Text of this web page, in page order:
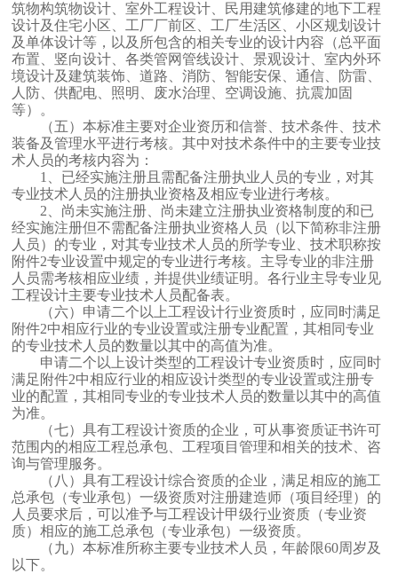
筑物构筑物设计、室外工程设计、民用建筑修建的地下工程
设计及住宅小区、工厂厂前区、工厂生活区、小区规划设计
及单体设计等，以及所包含的相关专业的设计内容（总平面
布置、竖向设计、各类管网管线设计、景观设计、室内外环
境设计及建筑装饰、道路、消防、智能安保、通信、防雷、
人防、供配电、照明、废水治理、空调设施、抗震加固
等）。
（五）本标准主要对企业资历和信誉、技术条件、技术
装备及管理水平进行考核。其中对技术条件中的主要专业技
术人员的考核内容为：
1、已经实施注册且需配备注册执业人员的专业，对其
专业技术人员的注册执业资格及相应专业进行考核。
2、尚未实施注册、尚未建立注册执业资格制度的和已
经实施注册但不需配备注册执业资格人员（以下简称非注册
人员）的专业，对其专业技术人员的所学专业、技术职称按
附件2专业设置中规定的专业进行考核。主导专业的非注册
人员需考核相应业绩，并提供业绩证明。各行业主导专业见
工程设计主要专业技术人员配备表。
（六）申请二个以上工程设计行业资质时，应同时满足
附件2中相应行业的专业设置或注册专业配置，其相同专业
的专业技术人员的数量以其中的高值为准。
申请二个以上设计类型的工程设计专业资质时，应同时
满足附件2中相应行业的相应设计类型的专业设置或注册专
业的配置，其相同专业的专业技术人员的数量以其中的高值
为准。
（七）具有工程设计资质的企业，可从事资质证书许可
范围内的相应工程总承包、工程项目管理和相关的技术、咨
询与管理服务。
（八）具有工程设计综合资质的企业，满足相应的施工
总承包（专业承包）一级资质对注册建造师（项目经理）的
人员要求后，可以准予与工程设计甲级行业资质（专业资
质）相应的施工总承包（专业承包）一级资质。
（九）本标准所称主要专业技术人员，年龄限60周岁及
以下。